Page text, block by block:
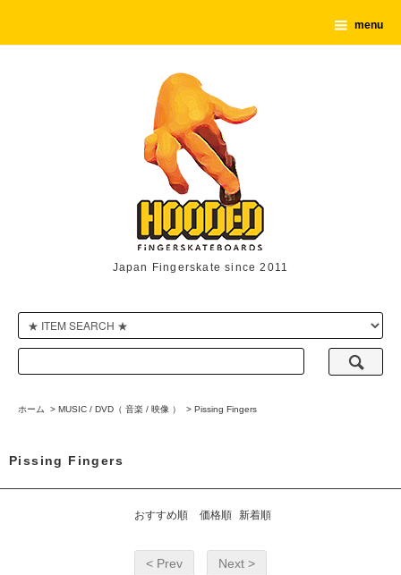
menu
Japan Fingerskate since 2011
ホーム > MUSIC / DVD（ 音楽 / 映像 ） > Pissing Fingers
Pissing Fingers
おすすめ順 価格順 新着順
< Prev Next >